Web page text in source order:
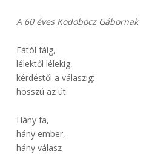
A 60 éves Ködöböcz Gábornak
Fától fáig,
lélektől lélekig,
kérdéstől a válaszig:
hosszú az út.
Hány fa,
hány ember,
hány válasz